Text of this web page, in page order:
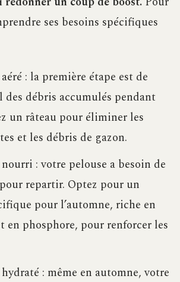
ses besoins spécifiques
: la première étape est de
des débris accumulés pendant
un râteau pour éliminer les
et les débris de gazon.
: votre pelouse a besoin de
repartir. Optez pour un
pour l’automne, riche en
en phosphore, pour renforcer les
: même en automne, votre